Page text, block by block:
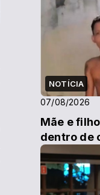
NOTÍCIA
07/08/2026
Mãe e
dentro de